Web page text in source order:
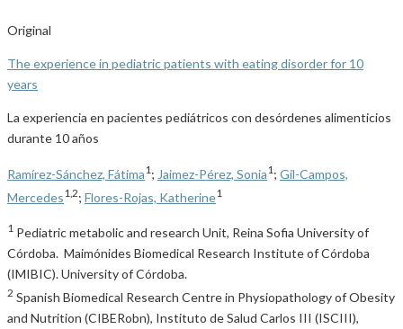
Original
The experience in pediatric patients with eating disorder for 10
years
La experiencia en pacientes pediátricos con desórdenes alimenticios
durante 10 años
Ramírez-Sánchez, Fátima1 ; Jaimez-Pérez, Sonia1 ; Gil-Campos,
Mercedes1,2; Flores-Rojas, Katherine1
1 Pediatric metabolic and research Unit, Reina Sofia University of
Córdoba. Maimónides Biomedical Research Institute of Córdoba
(IMIBIC). University of Córdoba.
2 Spanish Biomedical Research Centre in Physiopathology of Obesity
and Nutrition (CIBERobn), Instituto de Salud Carlos III (ISCIII),